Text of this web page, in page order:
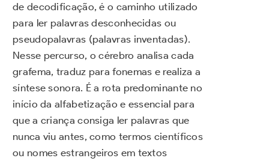
de decodificação, é o caminho utilizado
para ler palavras desconhecidas ou
pseudopalavras (palavras inventadas).
Nesse percurso, o cérebro analisa cada
grafema, traduz para fonemas e realiza a
síntese sonora. É a rota predominante no
início da alfabetização e essencial para
que a criança consiga ler palavras que
nunca viu antes, como termos científicos
ou nomes estrangeiros em textos